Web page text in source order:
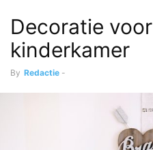
Decoratie
kinderkamer
By Redactie -